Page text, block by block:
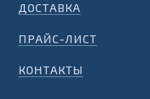
ДОСТАВКА
ПРАЙС-ЛИСТ
КОНТАКТЫ